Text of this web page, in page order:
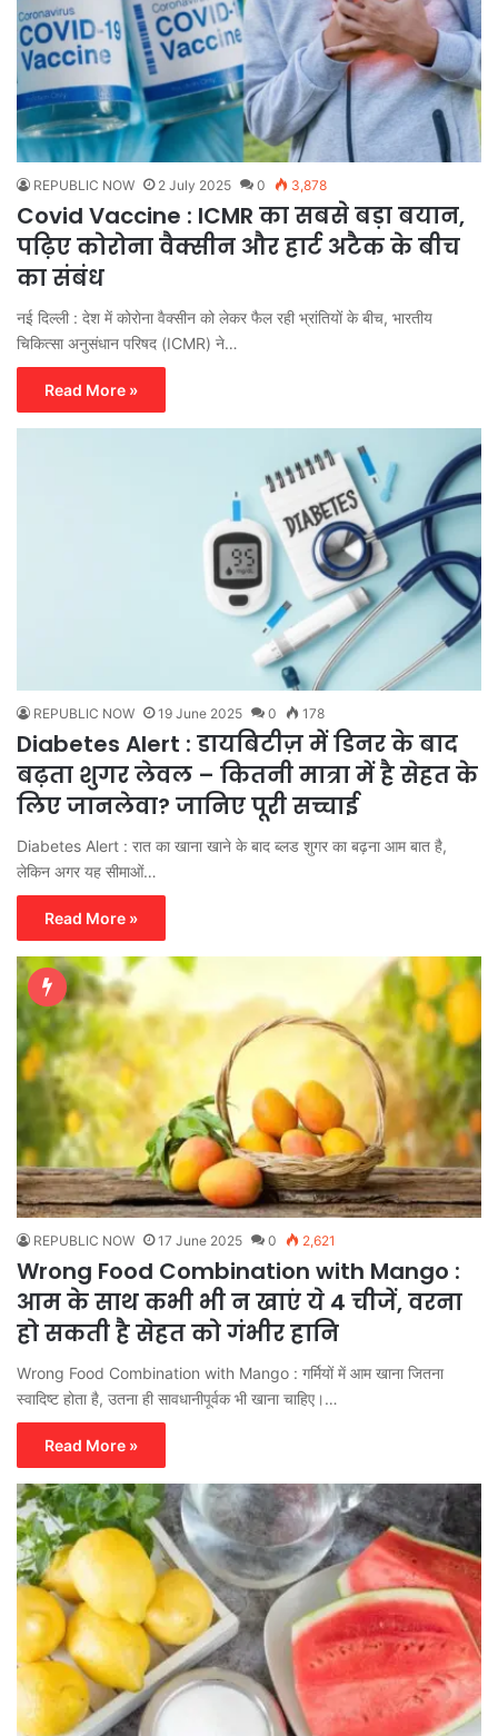
REPUBLIC NOW 2 July 2025 0 3,878
Covid Vaccine : ICMR का सबसे बड़ा बयान,
पढ़िए कोरोना वैक्सीन और हार्ट अटैक के बीच
का संबंध
नई दिल्ली : देश में कोरोना वैक्सीन को लेकर फैल रही भ्रांतियों के बीच, भारतीय
चिकित्सा अनुसंधान परिषद (ICMR) ने…
Read More »
REPUBLIC NOW 19 June 2025 0 178
Diabetes Alert : डायबिटीज़ में डिनर के बाद
बढ़ता शुगर लेवल – कितनी मात्रा में है सेहत के
लिए जानलेवा? जानिए पूरी सच्चाई
Diabetes Alert : रात का खाना खाने के बाद ब्लड शुगर का बढ़ना आम बात है,
लेकिन अगर यह सीमाओं…
Read More »
REPUBLIC NOW 17 June 2025 0 2,621
Wrong Food Combination with Mango :
आम के साथ कभी भी न खाएं ये 4 चीजें, वरना
हो सकती है सेहत को गंभीर हानि
Wrong Food Combination with Mango : गर्मियों में आम खाना जितना
स्वादिष्ट होता है, उतना ही सावधानीपूर्वक भी खाना चाहिए।…
Read More »